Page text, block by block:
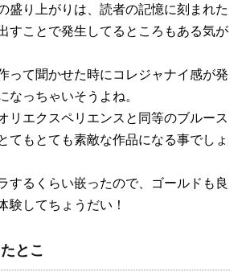
盛り上がりは、読者の記憶に刻まれた
すことで発生してるところもある気が
って聞かせた時にコレジャナイ感が発
なっちゃいそうよね。
リエクスペリエンスと同等のブルース
てもとても素敵な作品になる事でしょ
するくらい嵌ったので、ゴールドも良
験してちょうだい！
とこ